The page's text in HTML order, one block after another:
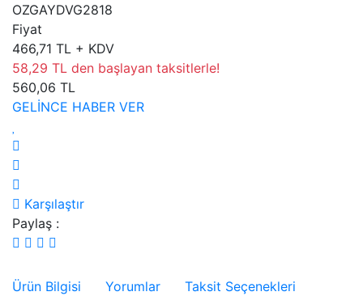
OZGAYDVG2818
Fiyat
466,71 TL + KDV
58,29 TL den başlayan taksitlerle!
560,06 TL
GELİNCE HABER VER
Karşılaştır
Paylaş :
Ürün Bilgisi Yorumlar
Taksit Seçenekleri